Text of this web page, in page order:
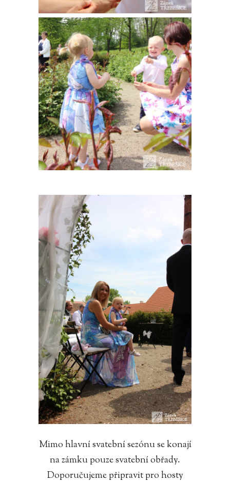
Mimo hlavní svatební sezónu se konají
na zámku pouze svatební obřady.
Doporučujeme připravit pro hosty